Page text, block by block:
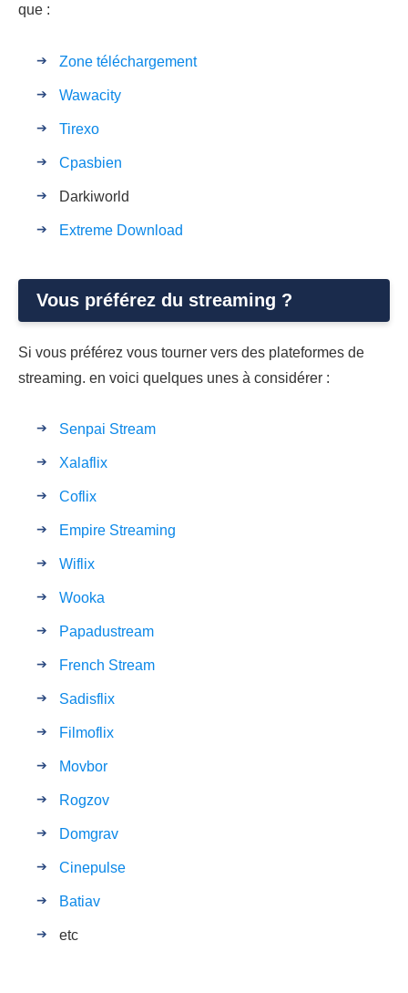
que :
Zone téléchargement
Wawacity
Tirexo
Cpasbien
Darkiworld
Extreme Download
Vous préférez du streaming ?
Si vous préférez vous tourner vers des plateformes de
streaming. en voici quelques unes à considérer :
Senpai Stream
Xalaflix
Coflix
Empire Streaming
Wiflix
Wooka
Papadustream
French Stream
Sadisflix
Filmoflix
Movbor
Rogzov
Domgrav
Cinepulse
Batiav
etc